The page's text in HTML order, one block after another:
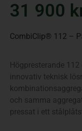
31 900
CombiClip® 112 –
Högpresterande
innovativ teknisk
och samma
pressat i ett